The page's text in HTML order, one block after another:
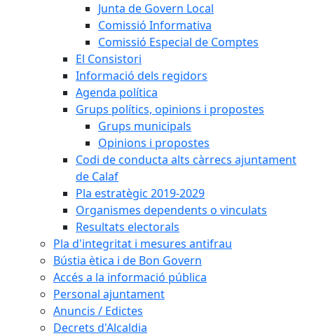
Junta de Govern Local
Comissió Informativa
Comissió Especial de Comptes
El Consistori
Informació dels regidors
Agenda política
Grups polítics, opinions i propostes
Grups municipals
Opinions i propostes
Codi de conducta alts càrrecs ajuntament
de Calaf
Pla estratègic 2019-2029
Organismes dependents o vinculats
Resultats electorals
Pla d'integritat i mesures antifrau
Bústia ètica i de Bon Govern
Accés a la informació pública
Personal ajuntament
Anuncis / Edictes
Decrets d'Alcaldia